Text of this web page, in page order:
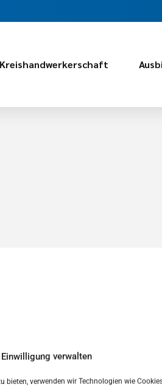
Einwilligung verwalten
bieten, verwenden wir Technologien wie
Kreishandwerkerschaft